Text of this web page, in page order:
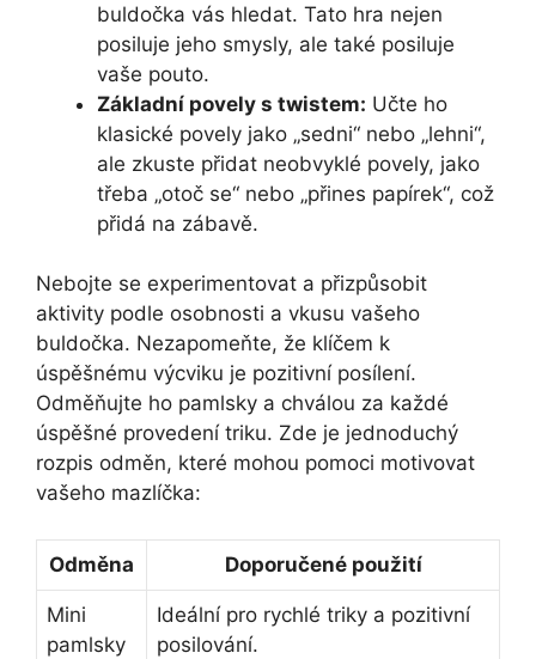
buldočka vás hledat. Tato hra nejen
posiluje jeho smysly, ale také posiluje
vaše pouto.
Základní povely s twistem: Učte ho
klasické povely jako „sedni“ nebo „lehni“,
ale zkuste přidat neobvyklé povely, jako
třeba „otoč se“ nebo „přines papírek“, což
přidá na zábavě.
Nebojte se experimentovat a přizpůsobit
aktivity podle osobnosti a vkusu vašeho
buldočka. Nezapomeňte, že klíčem k
úspěšnému výcviku je pozitivní posílení.
Odměňujte ho pamlsky a chválou za každé
úspěšné provedení triku. Zde je jednoduchý
rozpis odměn, které mohou pomoci motivovat
vašeho mazlíčka:
Odměna Doporučené použití
Mini
pamlsky
Ideální pro rychlé triky a pozitivní
posilování.